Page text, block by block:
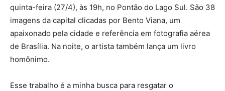
quinta-feira (27/4), às 19h, no Pontão do Lago Sul. São 38
imagens da capital clicadas por Bento Viana, um
apaixonado pela cidade e referência em fotografia aérea
de Brasília. Na noite, o artista também lança um livro
homônimo.
Esse trabalho é a minha busca para resgatar o